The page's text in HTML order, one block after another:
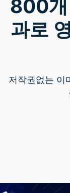
800개
과로
저작권없는 이